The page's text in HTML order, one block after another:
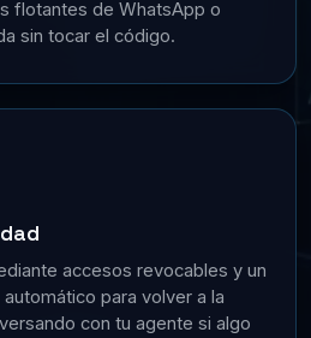
flotantes de WhatsApp o
sin tocar el código.
accesos revocables y un
para volver a la
con tu agente si algo